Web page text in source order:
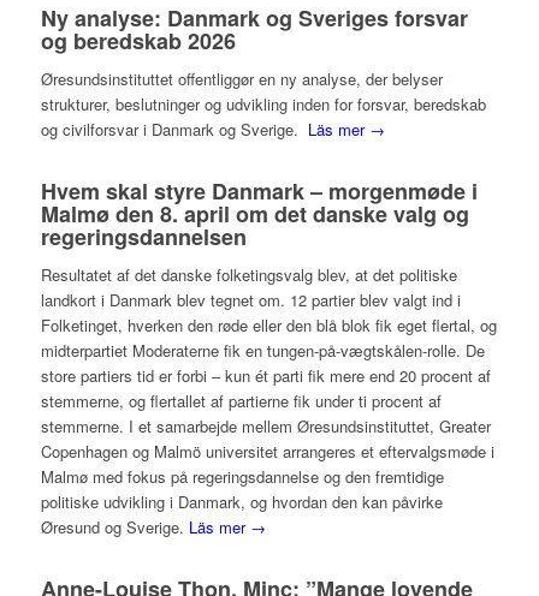
Ny analyse: Danmark og Sveriges forsvar
og beredskab 2026
Øresundsinstituttet offentliggør en ny analyse, der belyser
strukturer, beslutninger og udvikling inden for forsvar, beredskab
og civilforsvar i Danmark og Sverige. Läs mer →
Hvem skal styre Danmark – morgenmøde i
Malmø den 8. april om det danske valg og
regeringsdannelsen
Resultatet af det danske folketingsvalg blev, at det politiske
landkort i Danmark blev tegnet om. 12 partier blev valgt ind i
Folketinget, hverken den røde eller den blå blok fik eget flertal, og
midterpartiet Moderaterne fik en tungen-på-vægtskålen-rolle. De
store partiers tid er forbi – kun ét parti fik mere end 20 procent af
stemmerne, og flertallet af partierne fik under ti procent af
stemmerne. I et samarbejde mellem Øresundsinstituttet, Greater
Copenhagen og Malmö universitet arrangeres et eftervalgsmøde i
Malmø med fokus på regeringsdannelse og den fremtidige
politiske udvikling i Danmark, og hvordan den kan påvirke
Øresund og Sverige. Läs mer →
Anne-Louise Thon, Minc: ”Mange lovende